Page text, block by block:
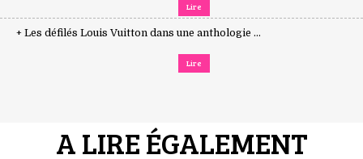
Lire
+ Les défilés Louis Vuitton dans une anthologie ...
Lire
A LIRE ÉGALEMENT